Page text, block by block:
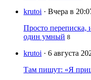
krutoi · Вчера в
Просто переписка,
один умный 8
krutoi · 6 августа
Там пишут: «Я